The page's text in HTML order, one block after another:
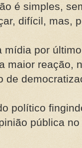
é simples,
difícil, mas,
mídia por
maior reação,
de
político
pública